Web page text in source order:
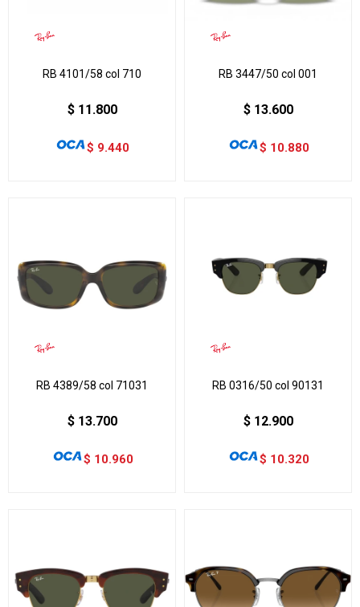
RB 4101/58 col 710
$ 11.800
$ 9.440
RB 3447/50 col 001
$ 13.600
$ 10.880
RB 4389/58 col 71031
$ 13.700
$ 10.960
RB 0316/50 col 90131
$ 12.900
$ 10.320